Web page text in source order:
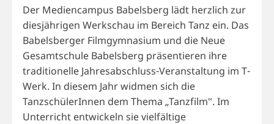
Der Mediencampus Babelsberg lädt herzlich zur
diesjährigen Werkschau im Bereich Tanz ein. Das
Babelsberger Filmgymnasium und die Neue
Gesamtschule Babelsberg präsentieren ihre
traditionelle Jahresabschluss-Veranstaltung im T-
Werk. In diesem Jahr widmen sich die
TanzschülerInnen dem Thema „Tanzfilm‟. Im
Unterricht entwickeln sie vielfältige